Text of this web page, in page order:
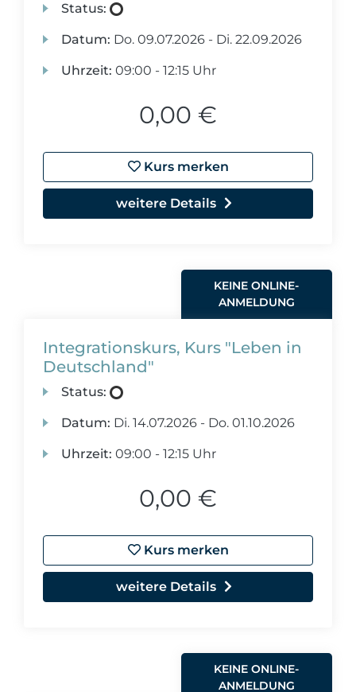
Status:
Datum: Do. 09.07.2026 - Di. 22.09.2026
Uhrzeit: 09:00 - 12:15 Uhr
0,00 €
Kurs merken
weitere Details
KEINE ONLINE-
ANMELDUNG
Integrationskurs, Kurs "Leben in
Deutschland"
Status:
Datum: Di. 14.07.2026 - Do. 01.10.2026
Uhrzeit: 09:00 - 12:15 Uhr
0,00 €
Kurs merken
weitere Details
KEINE ONLINE-
ANMELDUNG